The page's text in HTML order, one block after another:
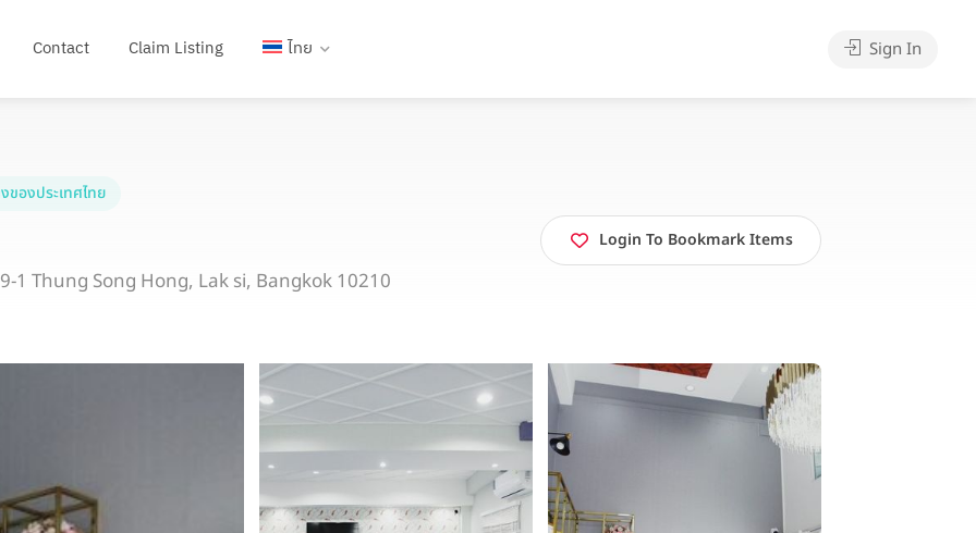
Contact Claim Listing ไทย Sign In
ของประเทศไทย
1 Thung Song Hong, Lak si, Bangkok 10210
Login To Bookmark Items